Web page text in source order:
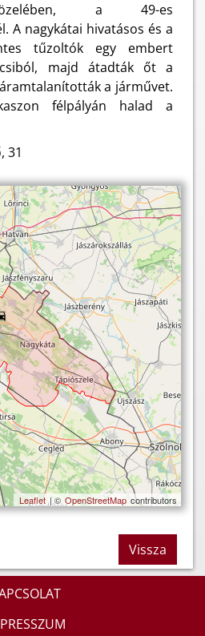
a 49-es
A nagykátai hivatásos és a
tűzoltók egy embert
majd átadták őt a
a járművet.
félpályán halad a
31
Leaflet | © OpenStreetMap contributors
Vissza